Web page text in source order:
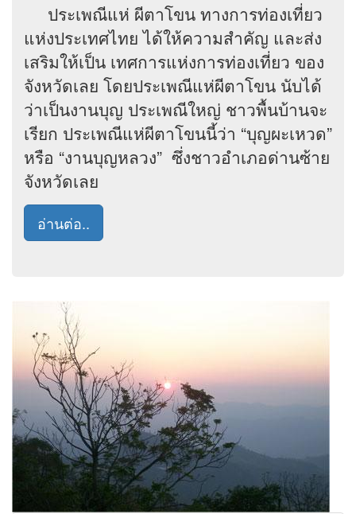
ประเพณีแห่ ผีตาโขน ทางการท่องเที่ยว
แห่งประเทศไทย ได้ให้ความสำคัญ และส่ง
เสริมให้เป็น เทศการแห่งการท่องเที่ยว ของ
จังหวัดเลย โดยประเพณีแห่ผีตาโขน นับได้
ว่าเป็นงานบุญ ประเพณีใหญ่ ชาวพื้นบ้านจะ
เรียก ประเพณีแห่ผีตาโขนนี้ว่า “บุญผะเหวด”
หรือ “งานบุญหลวง” ซึ่งชาวอำเภอด่านซ้าย
จังหวัดเลย
อ่านต่อ..